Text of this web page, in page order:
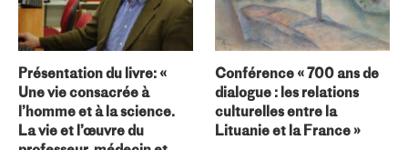
Présentation du livre: «
Une vie consacrée à
l’homme et à la science.
La vie et l’œuvre du
Conférence « 700 ans de
dialogue : les relations
culturelles entre la
Lituanie et la France »